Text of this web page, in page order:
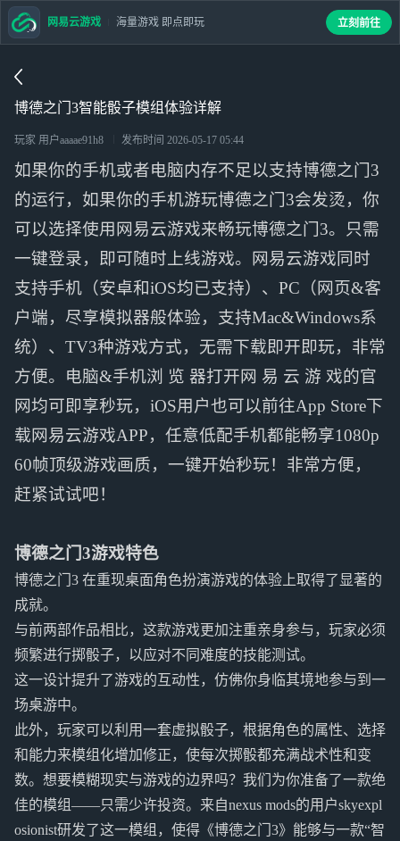
博德之门3智能骰子模组体验详解
玩家 用户aaaae91h8 发布时间 2026-05-17 05:44
如果你的手机或者电脑内存不足以支持博德之门3
的运行，如果你的手机游玩博德之门3会发烫，你
可以选择使用网易云游戏来畅玩博德之门3。只需
一键登录，即可随时上线游戏。网易云游戏同时
支持手机（安卓和iOS均已支持）、PC（网页&客
户端，尽享模拟器般体验，支持Mac&Windows系
统）、TV3种游戏方式，无需下载即开即玩，非常
方便。电脑&手机浏 览 器打开网 易 云 游 戏的官
网均可即享秒玩，iOS用户也可以前往App Store下
载网易云游戏APP，任意低配手机都能畅享1080p
60帧顶级游戏画质，一键开始秒玩！非常方便，
赶紧试试吧！
博德之门3游戏特色
博德之门3 在重现桌面角色扮演游戏的体验上取得了显著的
成就。
与前两部作品相比，这款游戏更加注重亲身参与，玩家必须
频繁进行掷骰子，以应对不同难度的技能测试。
这一设计提升了游戏的互动性，仿佛你身临其境地参与到一
场桌游中。
此外，玩家可以利用一套虚拟骰子，根据角色的属性、选择
和能力来模组化增加修正，使每次掷骰都充满战术性和变
数。想要模糊现实与游戏的边界吗？我们为你准备了一款绝
佳的模组——只需少许投资。来自nexus mods的用户skyexpl
osionist研发了这一模组，使得《博德之门3》能够与一款“智
网易云游戏 海量游戏 即点即玩 立刻前往